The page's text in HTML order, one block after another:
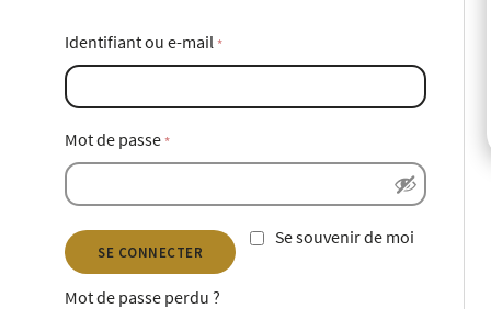
Identifiant ou e-mail *
Mot de passe *
Se souvenir de moi
SE CONNECTER
Mot de passe perdu ?